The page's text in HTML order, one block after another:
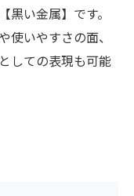
い金属】です。
使いやすさの面、
しての表現も可能